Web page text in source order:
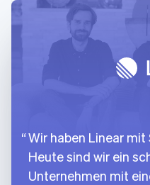
Wir haben Linear
Heute sind wir ein
Unternehmen mit